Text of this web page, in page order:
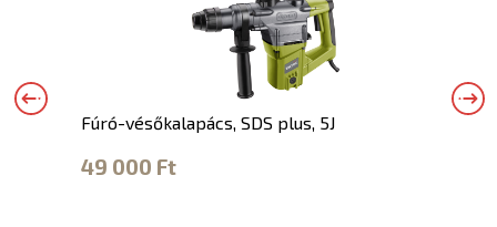
Fúró-vésőkalapács, SDS plus, 5J
49 000 Ft